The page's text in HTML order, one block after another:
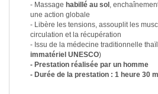
- Massage habillé au sol ,
une action globale
- Libère les tensions, assouplit les
circulation et la récupération
- Issu de la médecine traditionnelle
immatériel UNESCO)
- Prestation réalisée par un homme
- Durée de la prestation : 1 heure 30